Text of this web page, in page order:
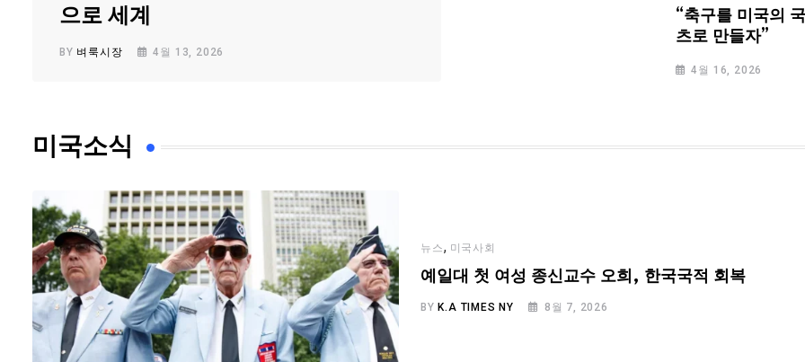
으로 세계
BY 벼룩시장 4월 13, 2026
“축구를 미국의
츠로 만들자”
4월 16, 2026
미국소식
뉴스, 미국사회
예일대 첫 여성 종신교수 오희, 한국국적 회복
BY K.A TIMES NY 8월 7, 2026